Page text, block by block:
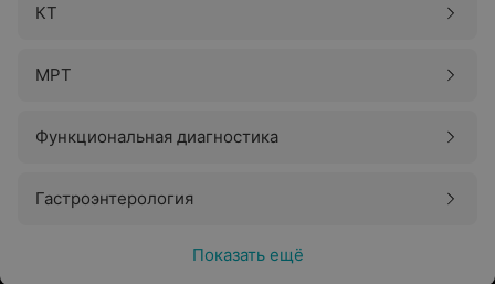
КТ
МРТ
Функциональная диагностика
Гастроэнтерология
Показать ещё